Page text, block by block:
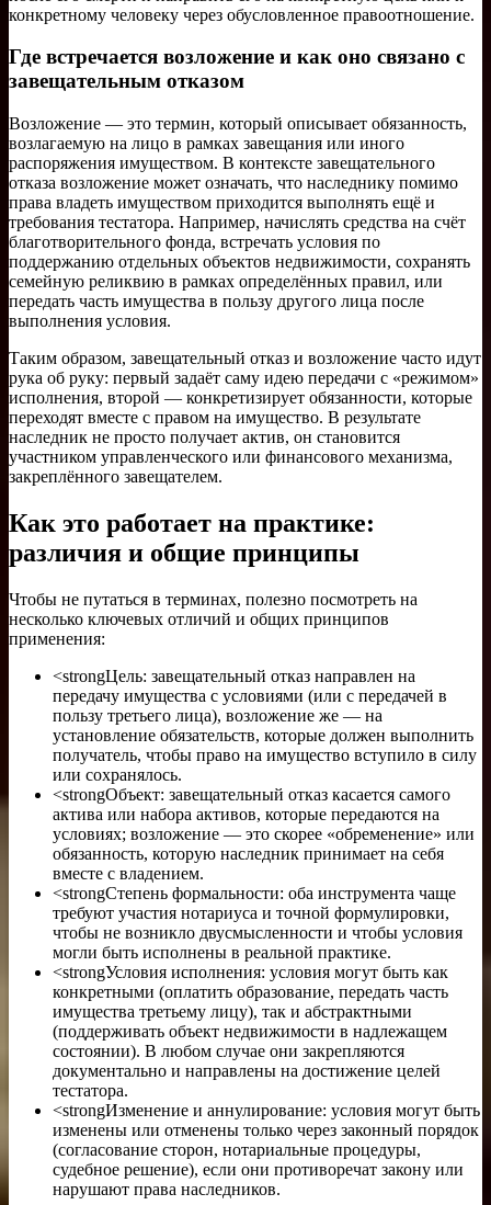
конкретному человеку через обусловленное правоотношение.
Где встречается возложение и как оно связано с
завещательным отказом
Возложение — это термин, который описывает обязанность,
возлагаемую на лицо в рамках завещания или иного
распоряжения имуществом. В контексте завещательного
отказа возложение может означать, что наследнику помимо
права владеть имуществом приходится выполнять ещё и
требования тестатора. Например, начислять средства на счёт
благотворительного фонда, встречать условия по
поддержанию отдельных объектов недвижимости, сохранять
семейную реликвию в рамках определённых правил, или
передать часть имущества в пользу другого лица после
выполнения условия.
Таким образом, завещательный отказ и возложение часто идут
рука об руку: первый задаёт саму идею передачи с «режимом»
исполнения, второй — конкретизирует обязанности, которые
переходят вместе с правом на имущество. В результате
наследник не просто получает актив, он становится
участником управленческого или финансового механизма,
закреплённого завещателем.
Как это работает на практике:
различия и общие принципы
Чтобы не путаться в терминах, полезно посмотреть на
несколько ключевых отличий и общих принципов
применения:
<strongЦель: завещательный отказ направлен на
передачу имущества с условиями (или с передачей в
пользу третьего лица), возложение же — на
установление обязательств, которые должен выполнить
получатель, чтобы право на имущество вступило в силу
или сохранялось.
<strongОбъект: завещательный отказ касается самого
актива или набора активов, которые передаются на
условиях; возложение — это скорее «обременение» или
обязанность, которую наследник принимает на себя
вместе с владением.
<strongСтепень формальности: оба инструмента чаще
требуют участия нотариуса и точной формулировки,
чтобы не возникло двусмысленности и чтобы условия
могли быть исполнены в реальной практике.
<strongУсловия исполнения: условия могут быть как
конкретными (оплатить образование, передать часть
имущества третьему лицу), так и абстрактными
(поддерживать объект недвижимости в надлежащем
состоянии). В любом случае они закрепляются
документально и направлены на достижение целей
тестатора.
<strongИзменение и аннулирование: условия могут быть
изменены или отменены только через законный порядок
(согласование сторон, нотариальные процедуры,
судебное решение), если они противоречат закону или
нарушают права наследников.